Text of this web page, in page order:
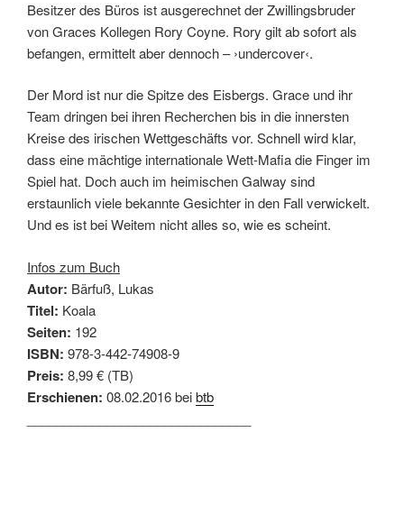
Besitzer des Büros ist ausgerechnet der Zwillingsbruder
von Graces Kollegen Rory Coyne. Rory gilt ab sofort als
befangen, ermittelt aber dennoch – ›undercover‹.
Der Mord ist nur die Spitze des Eisbergs. Grace und ihr
Team dringen bei ihren Recherchen bis in die innersten
Kreise des irischen Wettgeschäfts vor. Schnell wird klar,
dass eine mächtige internationale Wett-Mafia die Finger im
Spiel hat. Doch auch im heimischen Galway sind
erstaunlich viele bekannte Gesichter in den Fall verwickelt.
Und es ist bei Weitem nicht alles so, wie es scheint.
Infos zum Buch
Autor: Bärfuß, Lukas
Titel: Koala
Seiten: 192
ISBN: 978-3-442-74908-9
Preis: 8,99 € (TB)
Erschienen: 08.02.2016 beibtb